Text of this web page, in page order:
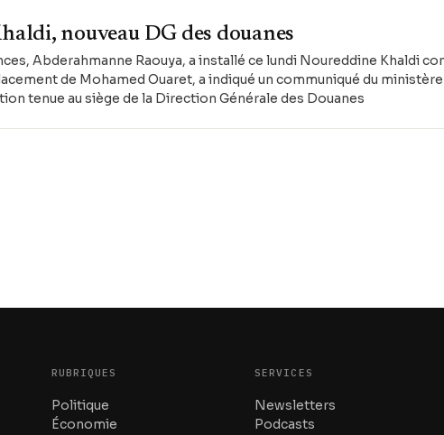
nouveau DG des douanes
Abderahmanne Raouya, a installé ce lundi Noureddine Khaldi
de Mohamed Ouaret, a indiqué un communiqué du ministère
tenue au siège de la Direction Générale des Douanes
RUBRIQUES
Politique
Économie
SERVICES
Newsletters
Podcasts